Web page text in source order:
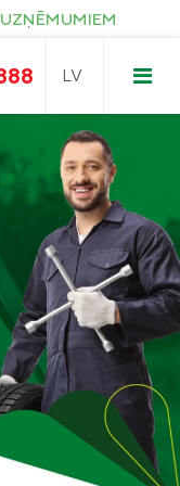
veselības
UZŅĒMUMIEM